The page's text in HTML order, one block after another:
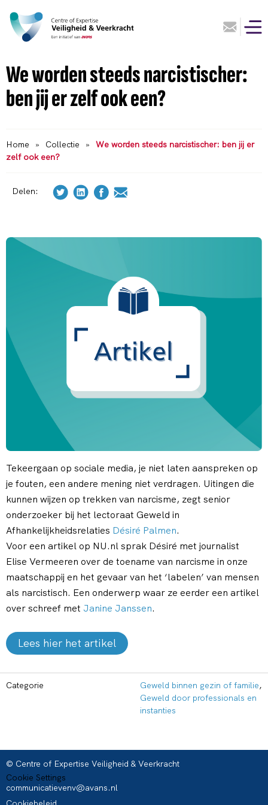
We worden steeds narcistischer:
ben jij er zelf ook een?
Home » Collectie »
We worden steeds narcistischer: ben jij er
zelf ook een?
Delen:
Tekeergaan op sociale media, je niet laten aanspreken op
je fouten, een andere mening niet verdragen. Uitingen die
kunnen wijzen op trekken van narcisme, zegt senior
onderzoeker bij het lectoraat Geweld in
Afhankelijkheidsrelaties Désiré Palmen.
Voor een artikel op NU.nl sprak Désiré met journalist
Elise Vermeeren over de toename van narcisme in onze
maatschappij en het gevaar van het ‘labelen’ van mensen
als narcistisch. Een onderwerp waar ze eerder een artikel
over schreef met Janine Janssen.
Lees hier het artikel
Categorie Geweld binnen gezin of familie,
Geweld door professionals en
instanties
© Centre of Expertise Veiligheid & Veerkracht
Cookie Settings
communicatievenv@avans.nl